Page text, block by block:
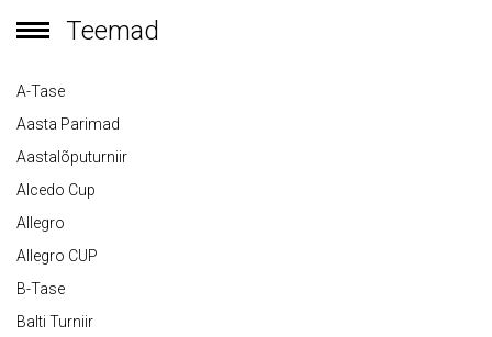
Teemad
A-Tase
Aasta Parimad
Aastalõputurniir
Alcedo Cup
Allegro
Allegro CUP
B-Tase
Balti Turniir